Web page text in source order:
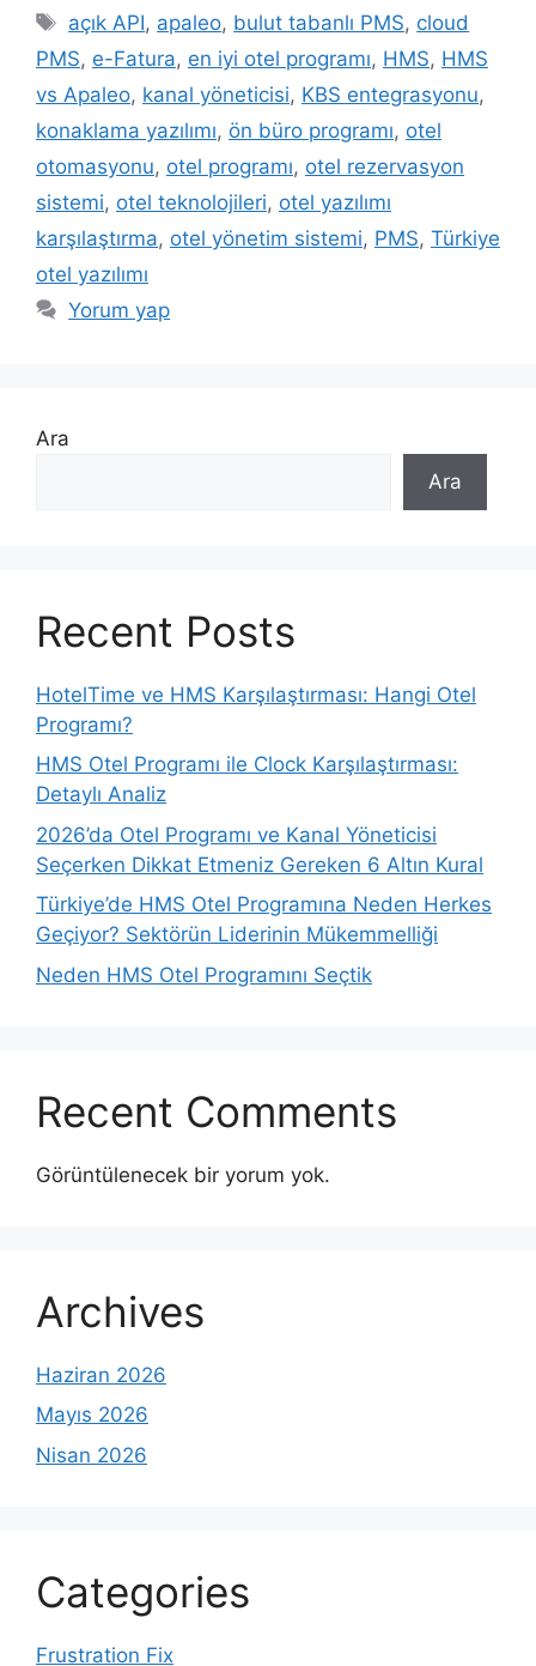
Etiketler
açık API, apaleo, bulut tabanlı PMS, cloud
PMS, e-Fatura, en iyi otel programı, HMS, HMS
vs Apaleo, kanal yöneticisi, KBS entegrasyonu,
konaklama yazılımı, ön büro programı, otel
otomasyonu, otel programı, otel rezervasyon
sistemi, otel teknolojileri, otel yazılımı
karşılaştırma, otel yönetim sistemi, PMS, Türkiye
otel yazılımı
Yorum yap
Ara
Ara
Recent Posts
HotelTime ve HMS Karşılaştırması: Hangi Otel
Programı?
HMS Otel Programı ile Clock Karşılaştırması:
Detaylı Analiz
2026’da Otel Programı ve Kanal Yöneticisi
Seçerken Dikkat Etmeniz Gereken 6 Altın Kural
Türkiye’de HMS Otel Programına Neden Herkes
Geçiyor? Sektörün Liderinin Mükemmelliği
Neden HMS Otel Programını Seçtik
Recent Comments
Görüntülenecek bir yorum yok.
Archives
Haziran 2026
Mayıs 2026
Nisan 2026
Categories
Frustration Fix